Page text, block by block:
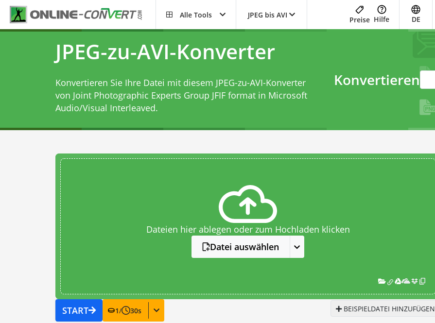
Alle Tools JPEG bis AVI
Preise Hilfe DE
JPEG-zu-AVI-Konverter
Konvertieren Sie Ihre Datei mit diesem JPEG-zu-AVI-Konverter
von Joint Photographic Experts Group JFIF format in Microsoft
Audio/Visual Interleaved.
Konvertieren
Dateien hier ablegen oder zum Hochladen klicken
Datei auswählen
START 1/ 30s BEISPIELDATEI HINZUFÜGEN